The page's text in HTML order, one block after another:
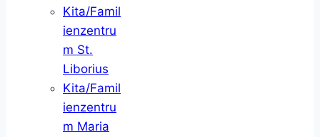
Kita/Famil
ienzentru
m St.
Liborius
Kita/Famil
ienzentru
m Maria